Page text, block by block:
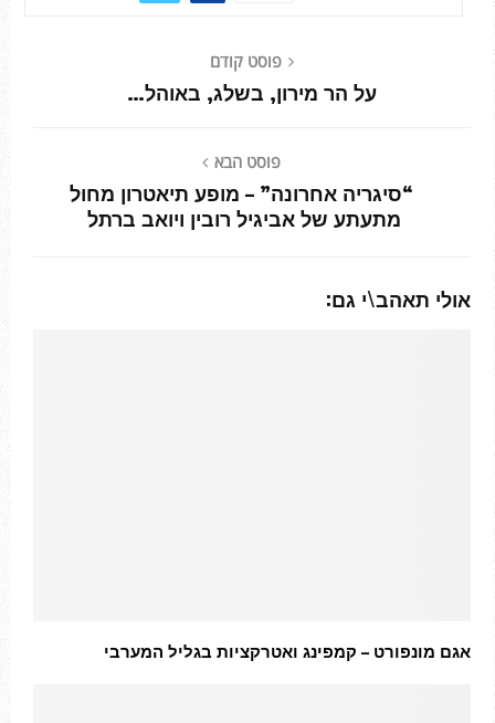
פוסט קודם
על הר מירון, בשלג, באוהל…
פוסט הבא
“סיגריה אחרונה” – מופע תיאטרון מחול
מתעתע של אביגיל רובין ויואב ברתל
אולי תאהב\י גם:
אגם מונפורט – קמפינג ואטרקציות בגליל המערבי